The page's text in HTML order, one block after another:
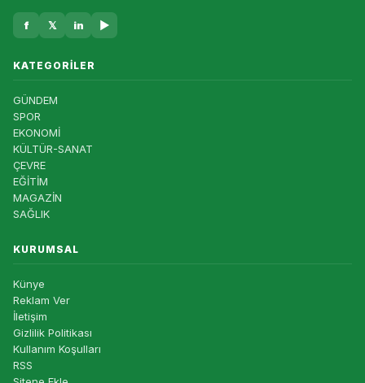
f 𝕏 in ▶
KATEGORILER
GÜNDEM
SPOR
EKONOMİ
KÜLTÜR-SANAT
ÇEVRE
EĞİTİM
MAGAZİN
SAĞLIK
KURUMSAL
Künye
Reklam Ver
İletişim
Gizlilik Politikası
Kullanım Koşulları
RSS